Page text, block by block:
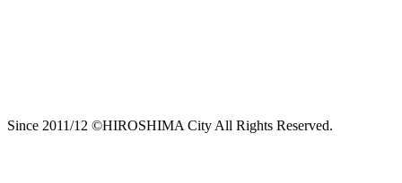
Since 2011/12 ©HIROSHIMA City All Rights Reserved.